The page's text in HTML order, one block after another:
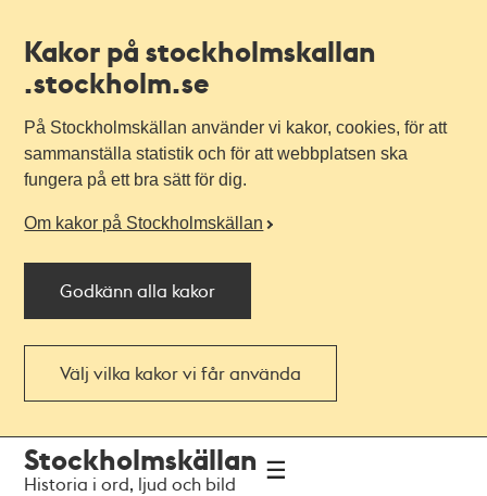
Kakor på stockholmskallan
.stockholm.se
På Stockholmskällan använder vi kakor, cookies, för att
sammanställa statistik och för att webbplatsen ska
fungera på ett bra sätt för dig.
Om kakor på Stockholmskällan
Godkänn alla kakor
Välj vilka kakor vi får använda
navigationen
huvudinnehållet
Stockholmskällan
Historia i ord, ljud och bild